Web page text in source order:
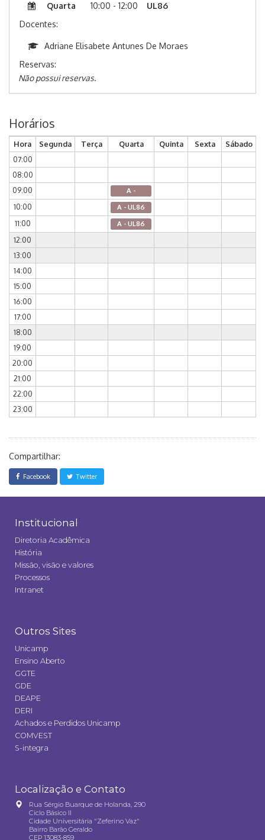
Quarta
10:00 - 12:00
UL86
Docentes:
Adriane Elisabete Antunes De Moraes
Reservas:
Não possui reservas.
Horários
Hora Segunda Terça Quarta Quinta Sexta
Sábado
07:00
08:00
09:00
A -
10:00 A - UL86
11:00 A - UL86
12:00
13:00
14:00
15:00
16:00
17:00
18:00
19:00
20:00
21:00
22:00
23:00
Compartilhar:
Facebook Twitter
Institucional
Diretoria Acadêmica
História
Missão, visão e valores
Processos
Intranet
Outros Sites
Unicamp
Ensino Aberto
GGTE
GDE
DEAPE
DERI
Achados e Perdidos Unicamp
COMVEST
S-integra
Localização e Contato
Rua Sérgio Buarque de Holanda, 290
Ciclo Básico II
Cidade Universitária "Zeferino Vaz"
Bairro Barão Geraldo
CEP 13083-859